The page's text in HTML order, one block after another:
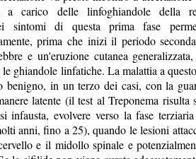
a carico delle linfoghiandole della
sintomi di questa prima fase
prima che inizi il periodo
e un'eruzione cutanea
le ghiandole linfatiche. La malattia a
benigno, in un terzo dei casi, con la
latente (il test al Treponema risulta
infausta, evolvere verso la fase
anni, fino a 25), quando le lesioni
e il midollo spinale e